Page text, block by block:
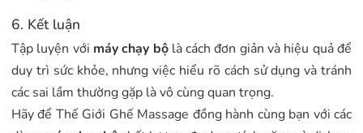
6. Kết luận
Tập luyện với máy chạy bộlà cách đơn giản và hiệu quả để
duy trì sức khỏe, nhưng việc hiểu rõ cách sử dụng và tránh
các sai lầm thường gặp là vô cùng quan trọng.
Hãy để Thế Giới Ghế Massage đồng hành cùng bạn với các